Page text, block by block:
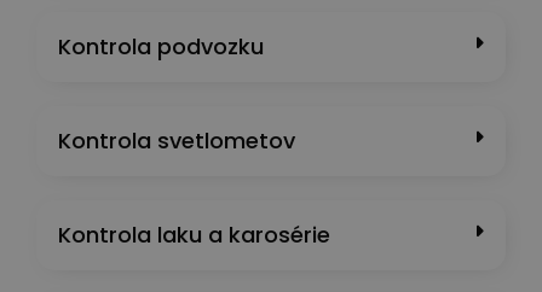
Kontrola podvozku
Kontrola svetlometov
Kontrola laku a karosérie